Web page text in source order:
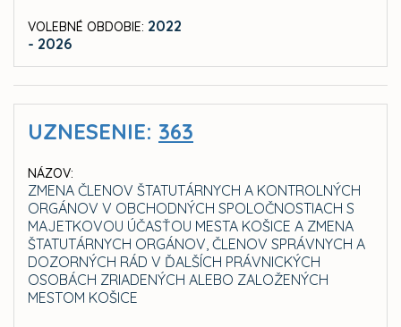
VOLEBNÉ OBDOBIE: 2022
- 2026
UZNESENIE: 363
NÁZOV:
ZMENA ČLENOV ŠTATUTÁRNYCH A KONTROLNÝCH
ORGÁNOV V OBCHODNÝCH SPOLOČNOSTIACH S
MAJETKOVOU ÚČASŤOU MESTA KOŠICE A ZMENA
ŠTATUTÁRNYCH ORGÁNOV, ČLENOV SPRÁVNYCH A
DOZORNÝCH RÁD V ĎALŠÍCH PRÁVNICKÝCH
OSOBÁCH ZRIADENÝCH ALEBO ZALOŽENÝCH
MESTOM KOŠICE